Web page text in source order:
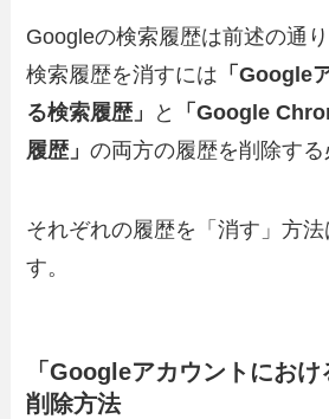
Googleの検索履歴は前述の通
検索履歴を消すには 「Google
る検索履歴」
と
「Google
履歴」の両方の履歴を削除する
それぞれの履歴を「消す」方
す。
「Googleアカウントにお
削除方法